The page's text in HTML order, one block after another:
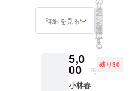
演が聴
けま
ロジェ
クト」
してく
子供た
ちに笑
顔と自
思いで
開催す
る年に
１回の
詳細を見る
リ
タ
ー
ン
を
選
択
す
る
5,0
00 円
残り30
小林春